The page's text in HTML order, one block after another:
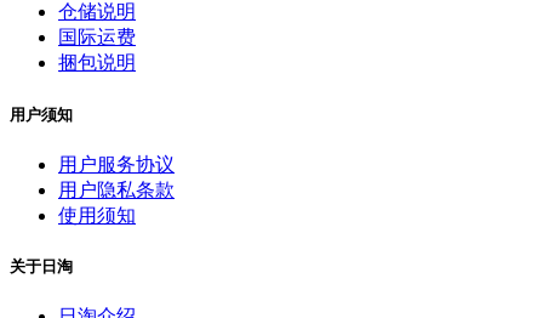
仓储说明
国际运费
捆包说明
用户须知
用户服务协议
用户隐私条款
使用须知
关于日淘